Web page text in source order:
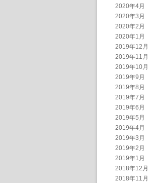
2020年4月
2020年3月
2020年2月
2020年1月
2019年12月
2019年11月
2019年10月
2019年9月
2019年8月
2019年7月
2019年6月
2019年5月
2019年4月
2019年3月
2019年2月
2019年1月
2018年12月
2018年11月